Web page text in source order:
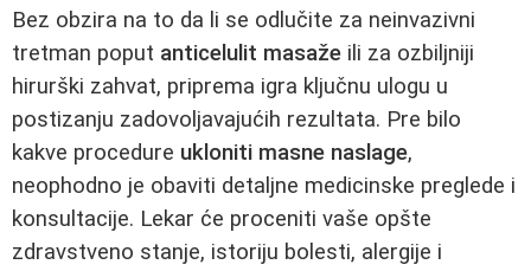
Bez obzira na to da li se odlučite za neinvazivni
tretman poput anticelulit masaže ili za ozbiljniji
hirurški zahvat, priprema igra ključnu ulogu u
postizanju zadovoljavajućih rezultata. Pre bilo
kakve procedure ukloniti masne naslage,
neophodno je obaviti detaljne medicinske preglede i
konsultacije. Lekar će proceniti vaše opšte
zdravstveno stanje, istoriju bolesti, alergije i